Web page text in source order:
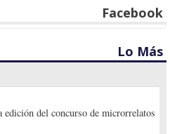
Facebook
Lo Más
del concurso de microrrelatos